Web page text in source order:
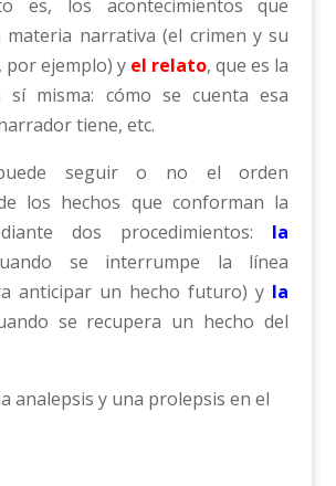
es, los acontecimientos que
materia narrativa (el crimen y su
por ejemplo) y el relato, que es la
sí misma: cómo se cuenta esa
tiene, etc.
seguir o no el orden
los hechos que conforman la
dos procedimientos: la
se interrumpe la línea
anticipar un hecho futuro) y la
se recupera un hecho del
analepsis y una prolepsis en el